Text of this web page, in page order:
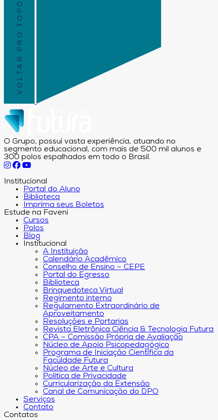
VOLTAR PRO TOPO
O Grupo, possui vasta experiência, atuando no
segmento educacional, com mais de 500 mil alunos e
300 polos espalhados em todo o Brasil.
Institucional
Portal do Aluno
Biblioteca
Imprima seus Boletos
Estude na Faveni
Cursos
Polos
Blog
Institucional
A Instituição
Calendário Acadêmico
Conselho de Ensino – CEPE
Portal do Egresso
Biblioteca
Brinquedoteca Virtual
Regimento interno
Regulamento Extraordinário de
Aproveitamento
Resoluções e Portarias
Revista Eletrônica Ciência & Tecnologia Futura
CPA – Comissão Própria de Avaliação
Núcleo de Apoio Psicopedagógico
Programa de Iniciação Científica da
Faculdade Futura
Núcleo de Arte e Cultura
Política de Privacidade
Curricularização da Extensão
Canal de Comunicação do DPO
Serviços
Contato
Contatos